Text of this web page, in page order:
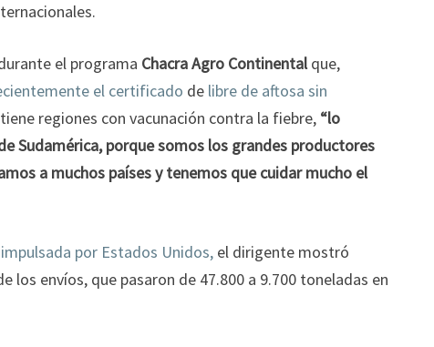
el programa Chacra Agro Continentalque,
el certificado de libre de aftosa sin
regiones con vacunación contra la fiebre, “lo
Sudamérica, porque somos los grandes productores
a muchos países y tenemos que cuidar mucho el
por Estados Unidos, el dirigente mostró
los envíos, que pasaron de 47.800 a 9.700 toneladas en